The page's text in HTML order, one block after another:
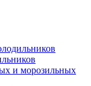
и морозильных